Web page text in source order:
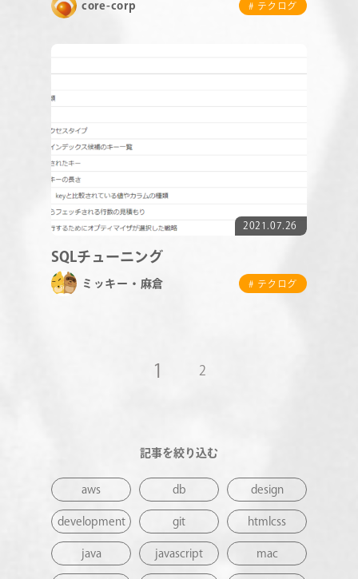
core-corp # テクログ
2021.07.26
SQLチューニング
ミッキー・麻倉 # テクログ
1 2
記事を絞り込む
aws db design
development git htmlcss
java javascript mac